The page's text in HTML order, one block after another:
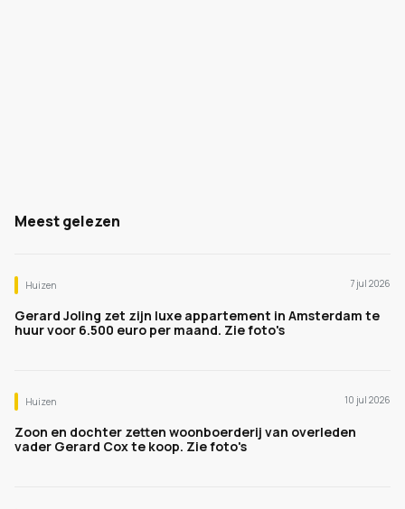
Meest gelezen
Huizen 7 jul 2026
Gerard Joling zet zijn luxe appartement in Amsterdam te
huur voor 6.500 euro per maand. Zie foto's
Huizen 10 jul 2026
Zoon en dochter zetten woonboerderij van overleden
vader Gerard Cox te koop. Zie foto's